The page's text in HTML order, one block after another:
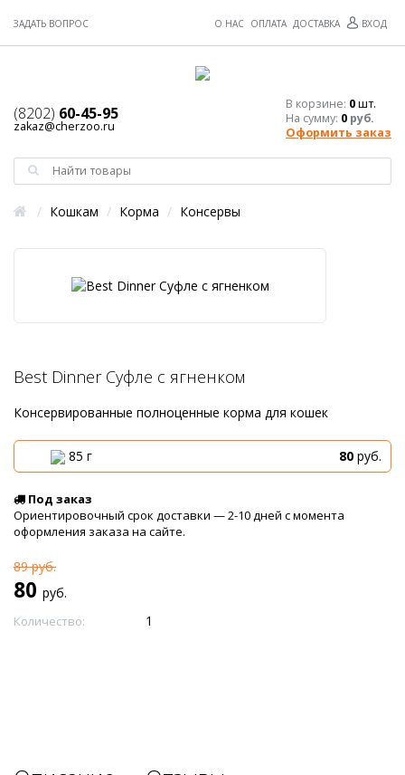
ЗАДАТЬ ВОПРОС О НАС ОПЛАТА ДОСТАВКА ВХОД
(8202) 60-45-95
zakaz@cherzoo.ru
В корзине: 0шт.
На сумму: 0 руб.
Оформить заказ
/ Кошкам / Корма / Консервы
Best Dinner Суфле с ягненком
Консервированные полноценные корма для кошек
85 г 80 руб.
Под заказ
Ориентировочный срок доставки — 2-10 дней с момента
оформления заказа на сайте.
89руб.
80 руб.
Количество: